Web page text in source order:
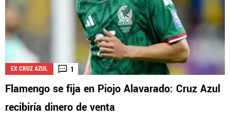
EX CRUZ AZUL 1
Flamengo se fija en Piojo Alavarado: Cruz Azul
recibiría dinero de venta